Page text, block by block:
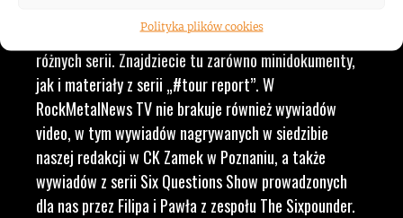
Polityka plików cookies
przekrojowo prezentujemy nasze realizacje video z
różnych serii. Znajdziecie tu zarówno minidokumenty,
jak i materiały z serii „#tour report”. W
RockMetalNews TV nie brakuje również wywiadów
video, w tym wywiadów nagrywanych w siedzibie
naszej redakcji w CK Zamek w Poznaniu, a także
wywiadów z serii Six Questions Show prowadzonych
dla nas przez Filipa i Pawła z zespołu The Sixpounder.